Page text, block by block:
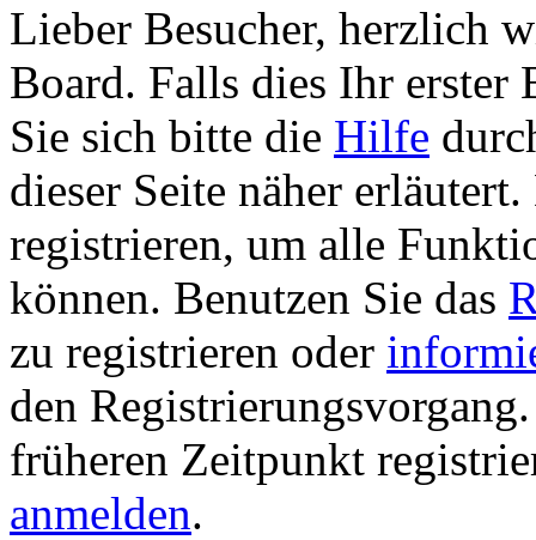
Lieber Besucher, herzlich
Board. Falls dies Ihr erster
Sie sich bitte die Hilfe
dieser Seite näher
registrieren, um alle
können. Benutzen Sie das
zu registrieren oder
den
früheren Zeitpunkt
anmelden.